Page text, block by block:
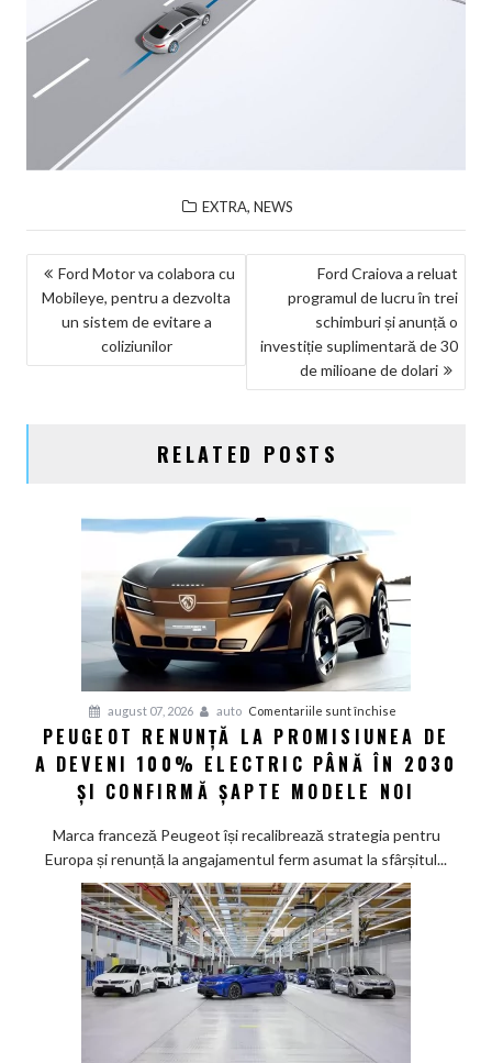
EXTRA, NEWS
NAVIGARE
ÎN
ARTICOLE
Ford Motor va colabora cu
Mobileye, pentru a dezvolta
un sistem de evitare a
coliziunilor
Ford Craiova a reluat
programul de lucru în trei
schimburi și anunță o
investiție suplimentară de 30
de milioane de dolari
RELATED POSTS
august 07, 2026 auto Comentariile sunt închise
Peugeot
renunță
la
de
a
100%
electric
până
2030
PEUGEOT RENUNȚĂ LA PROMISIUNEA DE
A DEVENI 100% ELECTRIC PÂNĂ ÎN 2030
ȘI CONFIRMĂ ȘAPTE MODELE NOI
Marca franceză Peugeot își recalibrează strategia pentru
Europa și renunță la angajamentul ferm asumat la sfârșitul...